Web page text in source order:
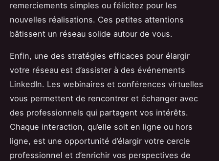
remerciements simples ou félicitez pour les
nouvelles réalisations. Ces petites attentions
bâtissent un réseau solide autour de vous.
Enfin, une des stratégies efficaces pour élargir
votre réseau est d’assister à des événements
LinkedIn. Les webinaires et conférences virtuelles
vous permettent de rencontrer et échanger avec
des professionnels qui partagent vos intérêts.
Chaque interaction, qu’elle soit en ligne ou hors
ligne, est une opportunité d’élargir votre cercle
professionnel et d’enrichir vos perspectives de